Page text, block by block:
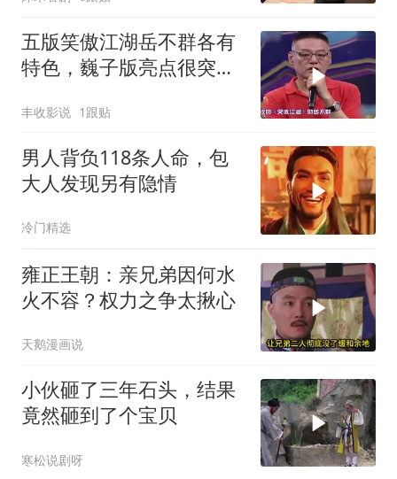
五版笑傲江湖岳不群各有
特色，巍子版亮点很突
丰收影说 1跟贴
男人背负118条人命，包
大人发现另有隐情
冷门精选
雍正王朝：亲兄弟因何水
火不容？权力之争太揪心
天鹅漫画说
小伙砸了三年石头，结果
竟然砸到了个宝贝
寒松说剧呀